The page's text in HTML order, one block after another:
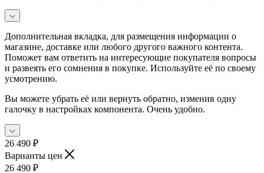
Дополнительная вкладка, для размещения информации о
магазине, доставке или любого другого важного контента.
Поможет вам ответить на интересующие покупателя вопросы
и развеять его сомнения в покупке. Используйте её по своему
усмотрению.
Вы можете убрать её или вернуть обратно, изменив одну
галочку в настройках компонента. Очень удобно.
26 490 ₽
Варианты цен
26 490 ₽